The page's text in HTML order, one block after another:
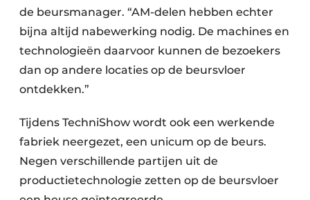
de beursmanager. “AM-delen hebben echter
bijna altijd nabewerking nodig. De machines en
technologieën daarvoor kunnen de bezoekers
dan op andere locaties op de beursvloer
ontdekken.”
Tijdens TechniShow wordt ook een werkende
fabriek neergezet, een unicum op de beurs.
Negen verschillende partijen uit de
productietechnologie zetten op de beursvloer